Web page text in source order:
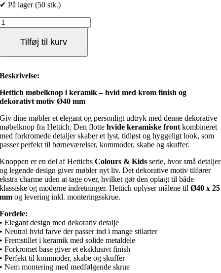
✔ På lager (50 stk.)
Tilføj til kurv
Beskrivelse:
Hettich møbelknop i keramik – hvid med krom finish og
dekorativt motiv Ø40 mm
Giv dine møbler et elegant og personligt udtryk med denne dekorative
møbelknop fra Hettich. Den flottehvide keramiske front kombineret
med forkromede detaljer skaber et lyst, tidløst og hyggeligt look, som
passer perfekt til børneværelser, kommoder, skabe og skuffer.
Knoppen er en del af HettichsColours & Kids serie, hvor små detaljer
og legende design giver møbler nyt liv. Det dekorative motiv tilfører
ekstra charme uden at tage over, hvilket gør den oplagt til både
klassiske og moderne indretninger. Hettich oplyser målene tilØ40 x 25
mm og levering inkl. monteringsskrue.
Fordele:
• Elegant design med dekorativ detalje
• Neutral hvid farve der passer ind i mange stilarter
• Fremstillet i keramik med solide metaldele
• Forkromet base giver et eksklusivt finish
• Perfekt til kommoder, skabe og skuffer
• Nem montering med medfølgende skrue